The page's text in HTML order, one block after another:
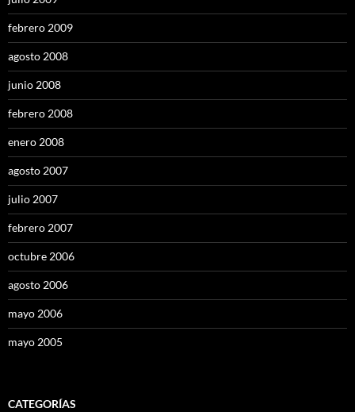
febrero 2009
agosto 2008
junio 2008
febrero 2008
enero 2008
agosto 2007
julio 2007
febrero 2007
octubre 2006
agosto 2006
mayo 2006
mayo 2005
CATEGORÍAS